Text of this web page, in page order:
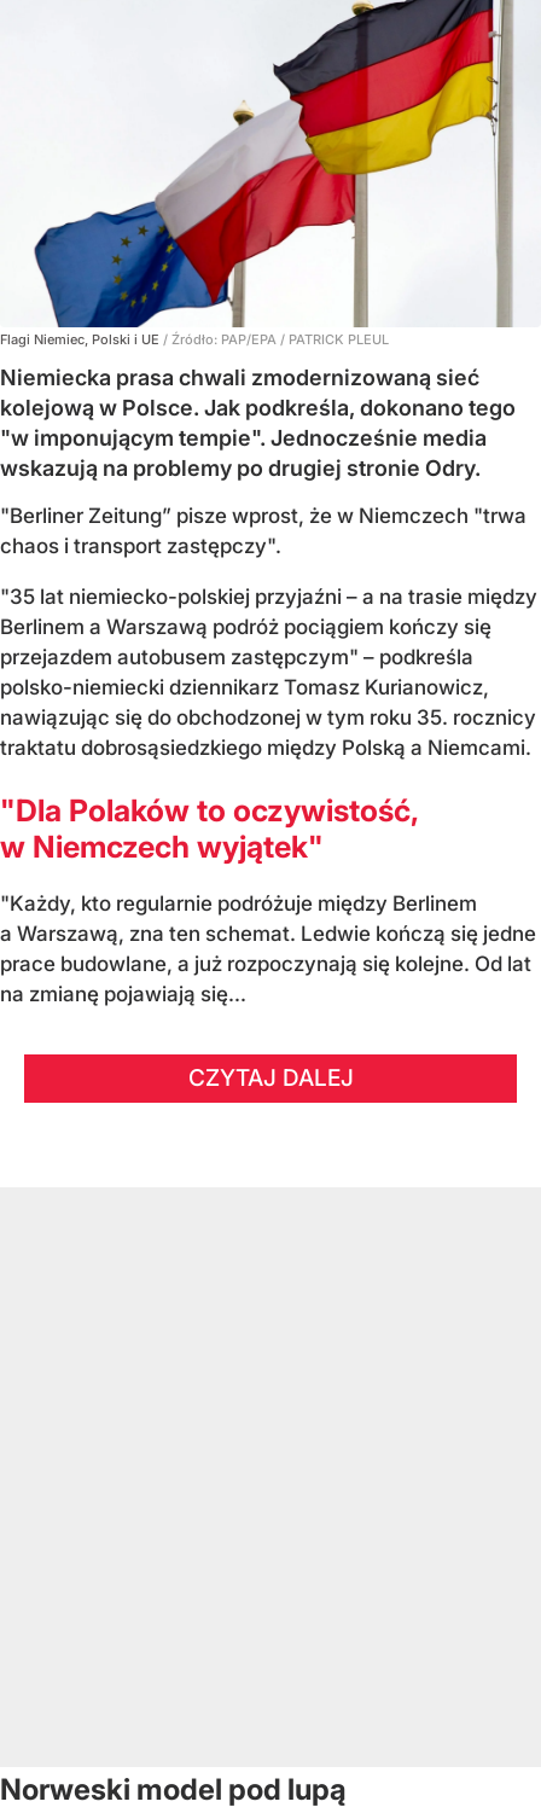
Flagi Niemiec, Polski i UE / Źródło: PAP/EPA / PATRICK PLEUL
Niemiecka prasa chwali zmodernizowaną sieć
kolejową w Polsce. Jak podkreśla, dokonano tego
"w imponującym tempie". Jednocześnie media
wskazują na problemy po drugiej stronie Odry.
"Berliner Zeitung” pisze wprost, że w Niemczech "trwa
chaos i transport zastępczy".
"35 lat niemiecko-polskiej przyjaźni – a na trasie między
Berlinem a Warszawą podróż pociągiem kończy się
przejazdem autobusem zastępczym" – podkreśla
polsko-niemiecki dziennikarz Tomasz Kurianowicz,
nawiązując się do obchodzonej w tym roku 35. rocznicy
traktatu dobrosąsiedzkiego między Polską a Niemcami.
"Dla Polaków to oczywistość,
w Niemczech wyjątek"
"Każdy, kto regularnie podróżuje między Berlinem
a Warszawą, zna ten schemat. Ledwie kończą się jedne
prace budowlane, a już rozpoczynają się kolejne. Od lat
na zmianę pojawiają się...
CZYTAJ DALEJ
Norweski model pod lupą